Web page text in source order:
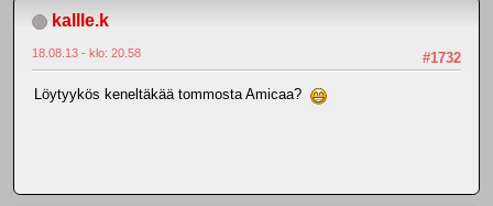
kallle.k
#1732
18.08.13 - klo: 20.58
Löytyykös keneltäkää tommosta Amicaa?